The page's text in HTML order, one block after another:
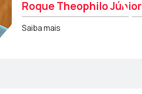
Roque Theophilo Júnior
Saiba mais